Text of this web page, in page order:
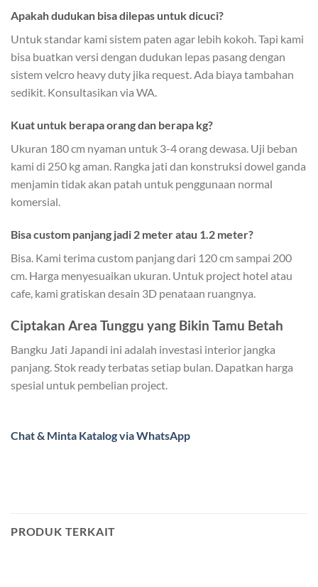
Apakah dudukan bisa dilepas untuk dicuci?
Untuk standar kami sistem paten agar lebih kokoh. Tapi kami
bisa buatkan versi dengan dudukan lepas pasang dengan
sistem velcro heavy duty jika request. Ada biaya tambahan
sedikit. Konsultasikan via WA.
Kuat untuk berapa orang dan berapa kg?
Ukuran 180 cm nyaman untuk 3-4 orang dewasa. Uji beban
kami di 250 kg aman. Rangka jati dan konstruksi dowel ganda
menjamin tidak akan patah untuk penggunaan normal
komersial.
Bisa custom panjang jadi 2 meter atau 1.2 meter?
Bisa. Kami terima custom panjang dari 120 cm sampai 200
cm. Harga menyesuaikan ukuran. Untuk project hotel atau
cafe, kami gratiskan desain 3D penataan ruangnya.
Ciptakan Area Tunggu yang Bikin Tamu Betah
Bangku Jati Japandi ini adalah investasi interior jangka
panjang. Stok ready terbatas setiap bulan. Dapatkan harga
spesial untuk pembelian project.
Chat & Minta Katalog via WhatsApp
PRODUK TERKAIT